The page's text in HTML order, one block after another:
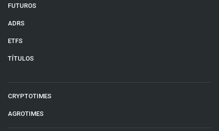
FUTUROS
ADRS
ETFS
TÍTULOS
CRYPTOTIMES
AGROTIMES